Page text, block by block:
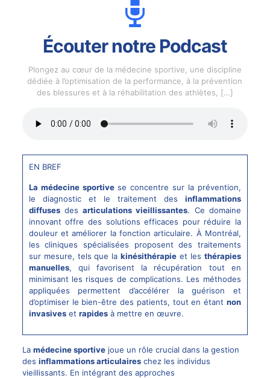
Écouter notre Podcast
Plongez au cœur de la médecine sportive, une discipline
dédiée à l’optimisation de la performance, à la prévention
des blessures et à la réhabilitation des athlètes,
[…]
EN BREF
La médecine sportivese concentre sur la prévention,
le diagnostic et le traitement des inflammations
diffusesdesarticulations vieillissantes. Ce domaine
innovant offre des solutions efficaces pour réduire la
douleur et améliorer la fonction articulaire. À Montréal,
les cliniques spécialisées proposent des traitements
sur mesure, tels que lakinésithérapie et les thérapies
manuelles, qui favorisent la récupération tout en
minimisant les risques de complications. Les méthodes
appliquées permettent d’accélérer la guérison et
d’optimiser le bien-être des patients, tout en étant non
invasiveset rapidesà mettre en œuvre.
La médecine sportivejoue un rôle crucial dans la gestion
des inflammations articulaireschez les individus
vieillissants. En intégrant des approches